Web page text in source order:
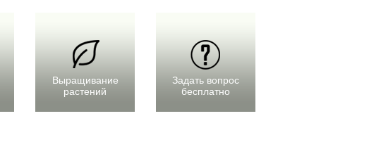
Выращивание
растений
Задать вопрос
бесплатно